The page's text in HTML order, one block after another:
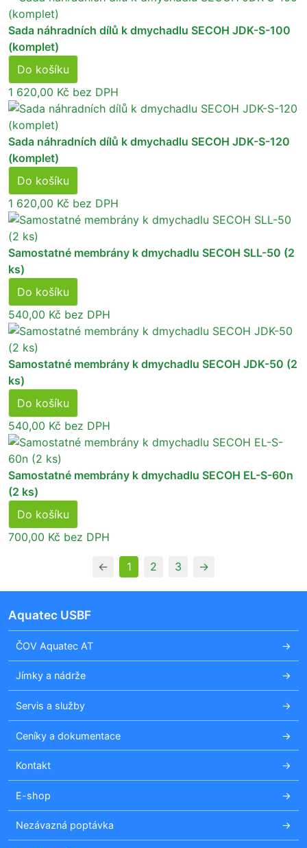
Sada náhradních dílů k dmychadlu SECOH JDK-S-100
(komplet)
Do košíku
1 620,00 Kč bez DPH
Sada náhradních dílů k dmychadlu SECOH JDK-S-120
(komplet)
Do košíku
1 620,00 Kč bez DPH
Samostatné membrány k dmychadlu SECOH SLL-50 (2
ks)
Do košíku
540,00 Kč bez DPH
Samostatné membrány k dmychadlu SECOH JDK-50 (2
ks)
Do košíku
540,00 Kč bez DPH
Samostatné membrány k dmychadlu SECOH EL-S-60n
(2 ks)
Do košíku
700,00 Kč bez DPH
← 1 2 3 →
Aquatec USBF
ČOV Aquatec AT
Jímky a nádrže
Servis a služby
Ceníky a dokumentace
Kontakt
E-shop
Nezávazná poptávka